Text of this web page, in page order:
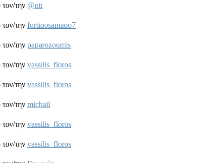
την @nti
την fortinosamano7
την paparozoumis
την vassilis_floros
την vassilis_floros
την michail
την vassilis_floros
την vassilis_floros